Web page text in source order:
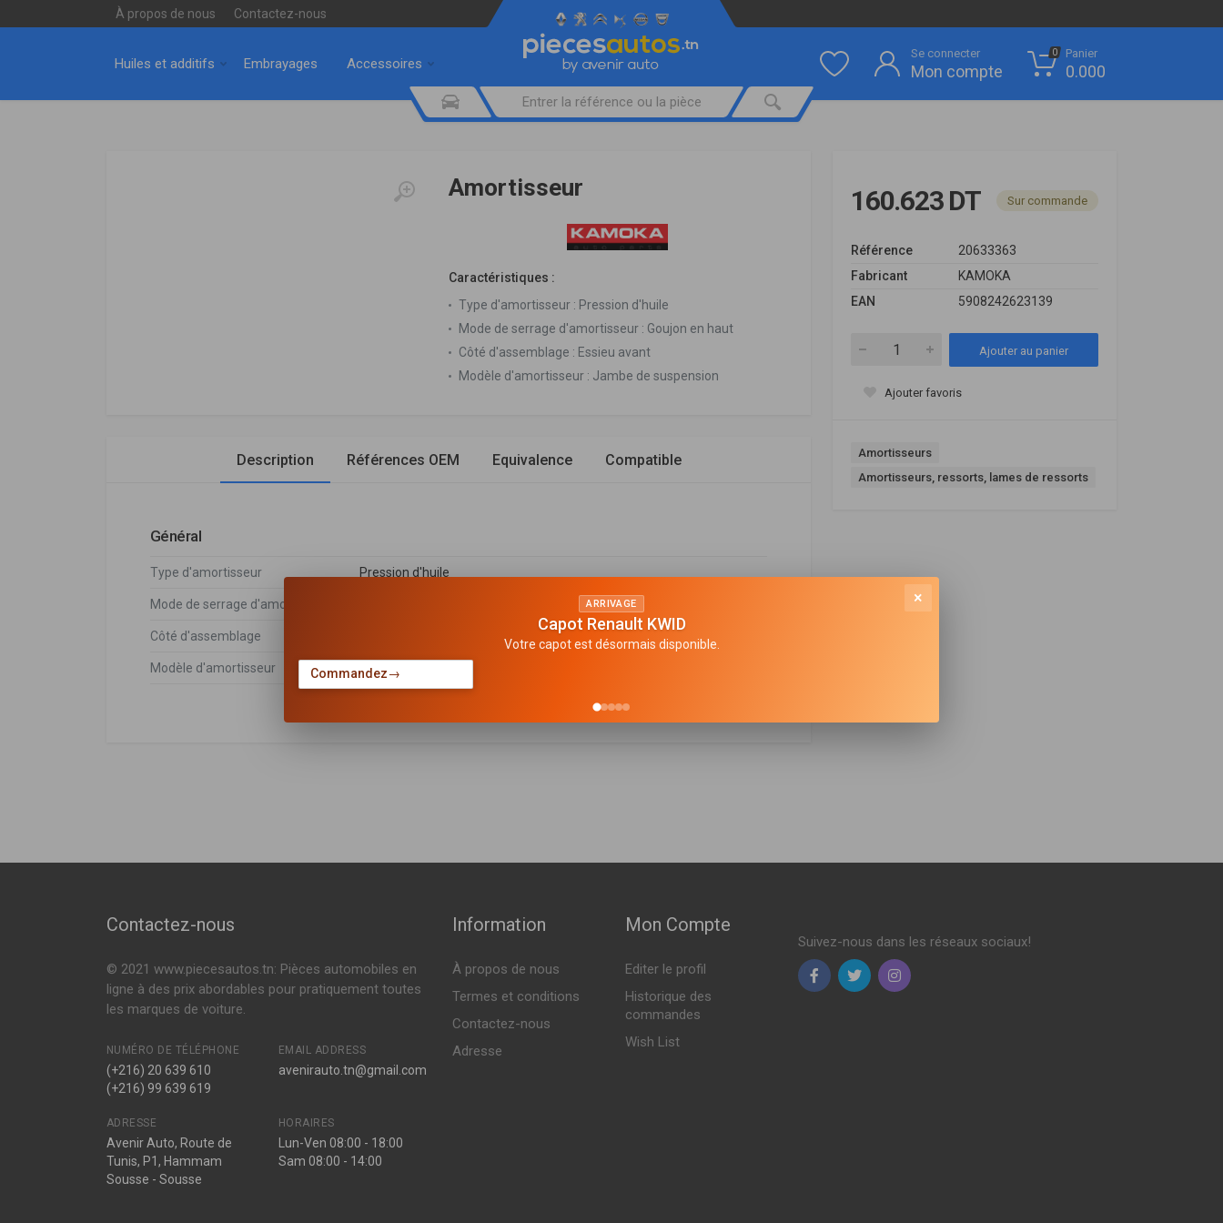
À propos de nous Contactez-nous
Huiles et additifs Embrayages Accessoires
Se connecter
Mon compte
0 Panier
0.000
Amortisseur
Caractéristiques :
Type d'amortisseur : Pression d'huile
Mode de serrage d'amortisseur : Goujon en haut
Côté d'assemblage : Essieu avant
Modèle d'amortisseur : Jambe de suspension
160.623 DT Sur commande
Référence
20633363
Fabricant
KAMOKA
EAN
5908242623139
Ajouter au panier
Ajouter favoris
Amortisseurs
Amortisseurs, ressorts, lames de ressorts
Description Références OEM Equivalence Compatible
Général
Type d'amortisseur Pression d'huile
Mode de serrage d'amortisseur
Côté d'assemblage
Modèle d'amortisseur Jambe de suspension
Indisponible
334255
Indisponible
Amortisseur avant
545366G
Amortisseur avant
Amortisseur avant
810066
Amortisseur avant (Jeu de 2)
Contactez-nous
© 2021 www.piecesautos.tn: Pièces automobiles en
ligne à des prix abordables pour pratiquement toutes
les marques de voiture.
NUMÉRO DE TÉLÉPHONE
(+216) 20 639 610
(+216) 99 639 619
EMAIL ADDRESS
avenirauto.tn@gmail.com
ADRESSE
Avenir Auto, Route de
Tunis, P1, Hammam
Sousse - Sousse
HORAIRES
Lun-Ven 08:00 - 18:00
Sam 08:00 - 14:00
Information
À propos de nous
Termes et conditions
Contactez-nous
Adresse
Mon Compte
Editer le profil
Historique des
commandes
Wish List
Suivez-nous dans les réseaux sociaux!
×
ARRIVAGE
Capot Renault KWID
Votre capot est désormais disponible.
Commandez→